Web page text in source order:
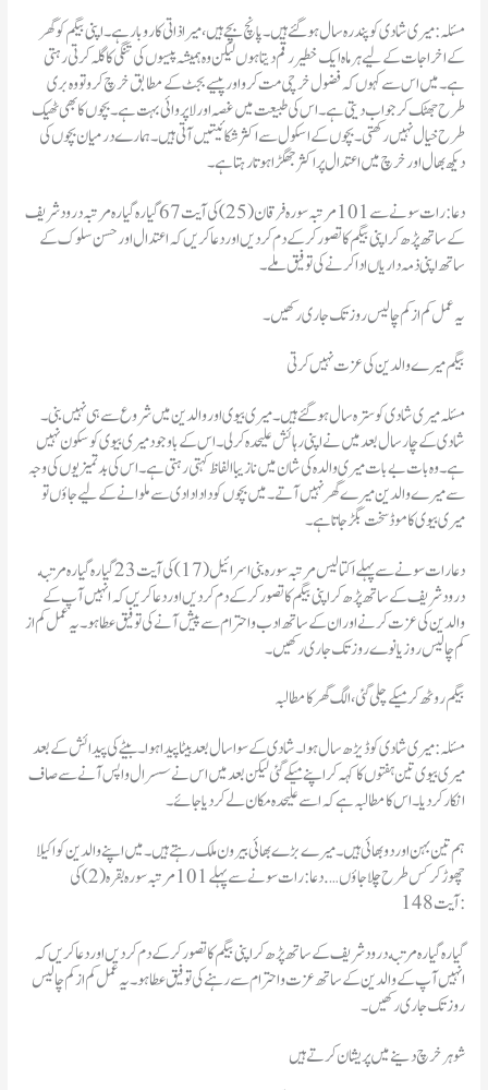
مسئلہ : میری شادی کو پندرہ سال ہو گئے ہیں۔ پانچ بچے ہیں، میرا ذاتی کاروبار ہے۔ اپنی بیگم کو گھر
کے اخراجات کے لیے ہر ماہ ایک خطیر رقم دیتا ہوں لیکن وہ ہمیشہ پیسوں کی تنگی کا گلہ کرتی رہتی
ہے۔ میں اس سے کہوں کہ فضول خرچی مت کرو اور پیسے بجٹ کے مطابق خرچ کرو تو وہ بری
طرح جھٹک کر جواب دیتی ہے۔ اس کی طبیعت میں غصہ اور لاپر وائی بہت ہے۔ بچوں کا بھی ٹھیک
طرح خیال نہیں رکھتی۔ بچوں کے اسکول سے اکثر شکائیتیں آتی ہیں۔ ہمارے درمیان بچوں کی
دیکھ بھال اور خرچ میں اعتدال پر اکثر جھگڑا ہوتارہتا ہے۔
دعا: رات سونے سے 101 مرتبہ سورہ فرقان (25) کی آیت 67 گیارہ گیارہ مرتبہ درود شریف
کے ساتھ پڑھ کر اپنی بیگم کا تصور کر کے دم کر دیں اور دعا کریں کہ اعتدال اور حسن سلوک کے
ساتھ اپنی ذمہ داریاں ادا کرنے کی توفیق ملے۔
یہ عمل کم از کم چالیس روز تک جاری رکھیں۔
بیگم میرے والدین کی عزت نہیں کرتی
مسئلہ میری شادی کو سترہ سال ہو گئے ہیں۔ میری بیوی اور والدین میں شروع سے ہی نہیں بنی۔
شادی کے چار سال بعد میں نے اپنی رہائش علیحدہ کر لی۔ اس کے باوجود میری بیوی کو سکون نہیں
ہے۔ وہ بات بے بات میری والدہ کی شان میں نازیبا الفاظ کہتی رہتی ہے۔ اس کی بد تمیزیوں کی وجہ
سے میرے والدین میرے گھر نہیں آتے۔ میں بچوں کو دادا دادی سے ملوانے کے لیے جاؤں تو
میری بیوی کا موڈ سخت بگڑ جاتا ہے۔
دعا رات سونے سے پہلے اکتالیس مرتبہ سورہ بنی اسرائیل (17) کی آیت 23 گیاره گیاره مرتبه
درود شریف کے ساتھ پڑھ کر اپنی بیگم کا تصور کر کے دم کر دیں اور دعا کریں کہ انہیں آپ کے
والدین کی عزت کرنے اور ان کے ساتھ ادب و احترام سے پیش آنے کی توفیق عطا ہو ۔ یہ عمل کم از
کم چالیس روز یا نوے روز تک جاری رکھیں۔
بیگم روٹھ کر میکے چلی گئی ، الگ گھر کا مطالبہ
مسئلہ : میری شادی کو ڈیڑھ سال ہوا۔ شادی کے سوا سال بعد بیٹا پیدا ہوا۔ بیٹے کی پیدائش کے بعد
میری بیوی تین ہفتوں کا کہہ کر اپنے میکے گئی لیکن بعد میں اس نے سسرال واپس آنے سے صاف
انکار کر دیا۔ اس کا مطالبہ ہے کہ اسے علیحدہ مکان لے کر دیا جائے۔
ہم تین بہن اور دو بھائی ہیں۔ میرے بڑے بھائی بیرون ملک رہتے ہیں۔ میں اپنے والدین کو اکیلا
چھوڑ کر کس طرح چلا جاؤں …. دعا: رات سونے سے پہلے 101 مرتبہ سورہ بقرہ (2) کی
آیت 148:
گیاره گیاره مرتبه درود شریف کے ساتھ پڑھ کر اپنی بیگم کا تصور کر کے دم کر دیں اور دعا کریں کہ
انہیں آپ کے والدین کے ساتھ عزت واحترام سے رہنے کی توفیق عطا ہو۔ یہ عمل کم از کم چالیس
روز تک جاری رکھیں۔
شوہر خرچ دینے میں پریشان کرتے ہیں